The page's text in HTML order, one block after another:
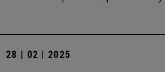
28 | 02 | 2025